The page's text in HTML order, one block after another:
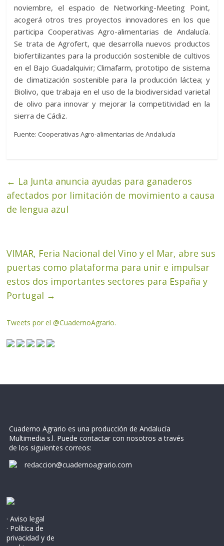
noviembre, el espacio de Networking-Meeting Point,
acogerá otros tres proyectos innovadores en los que
participa Cooperativas Agro-alimentarias de Andalucía.
Se trata de Agrofert, que desarrolla nuevos productos
biofertilizantes para la producción sostenible de cultivos
en el Bajo Guadalquivir; Climafarm, prototipo de sistema
de climatización sostenible para la producción láctea; y
Biolivo, que trabaja en el uso de la biodiversidad varietal
de olivo para innovar y mejorar la competitividad en la
sierra de Cádiz.
Fuente: Cooperativas Agro-alimentarias de Andalucía
← La Junta anuncia ayudas para ganaderos
afectados por limitación de movimiento a causa
de lengua azul
VIMAR, Feria Nacional del Vino y el Mar, abre sus
puertas como plataforma para unir e impulsar
estos dos importantes sectores para España y
Portugal →
Tweets por el @CuadernoAgrario.
Cuaderno Agrario es una producción de Andalucía
Multimedia s.l. Puede contactar con nosotros a través
de los siguientes correos:
redaccion@cuadernoagrario.com
· Aviso legal
· Política de
privacidad y de